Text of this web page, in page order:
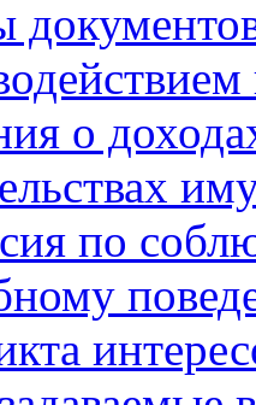
о
по